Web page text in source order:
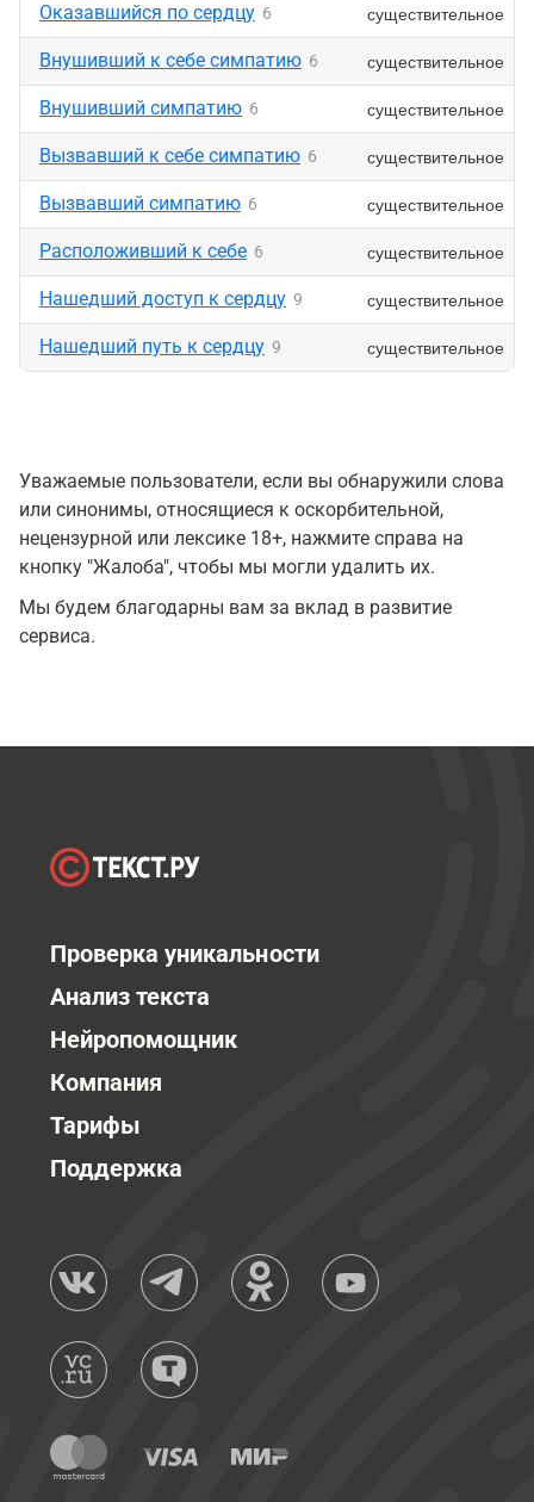
Оказавшийся по сердцу 6 существительное
Внушивший к себе симпатию 6 существительное
Внушивший симпатию 6 существительное
Вызвавший к себе симпатию 6 существительное
Вызвавший симпатию 6 существительное
Расположивший к себе 6 существительное
Нашедший доступ к сердцу 9 существительное
Нашедший путь к сердцу 9 существительное
Уважаемые пользователи, если вы обнаружили слова
или синонимы, относящиеся к оскорбительной,
нецензурной или лексике 18+, нажмите справа на
кнопку "Жалоба", чтобы мы могли удалить их.
Мы будем благодарны вам за вклад в развитие
сервиса.
Проверка уникальности
Анализ текста
Нейропомощник
Компания
Тарифы
Поддержка